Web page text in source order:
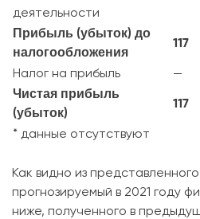
деятельности
Прибыль (убыток) до
налогообложения
117
Налог на прибыль —
Чистая прибыль
(убыток)
117
* данные отсутствуют
Как видно из
прогнозируемый в 2021 году
ниже, полученного в